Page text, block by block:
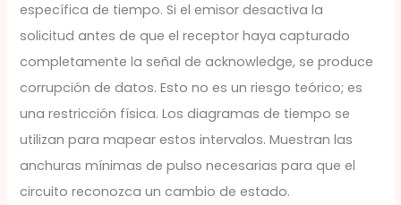
específica de tiempo. Si el emisor desactiva la
solicitud antes de que el receptor haya capturado
completamente la señal de acknowledge, se produce
corrupción de datos. Esto no es un riesgo teórico; es
una restricción física. Los diagramas de tiempo se
utilizan para mapear estos intervalos. Muestran las
anchuras mínimas de pulso necesarias para que el
circuito reconozca un cambio de estado.